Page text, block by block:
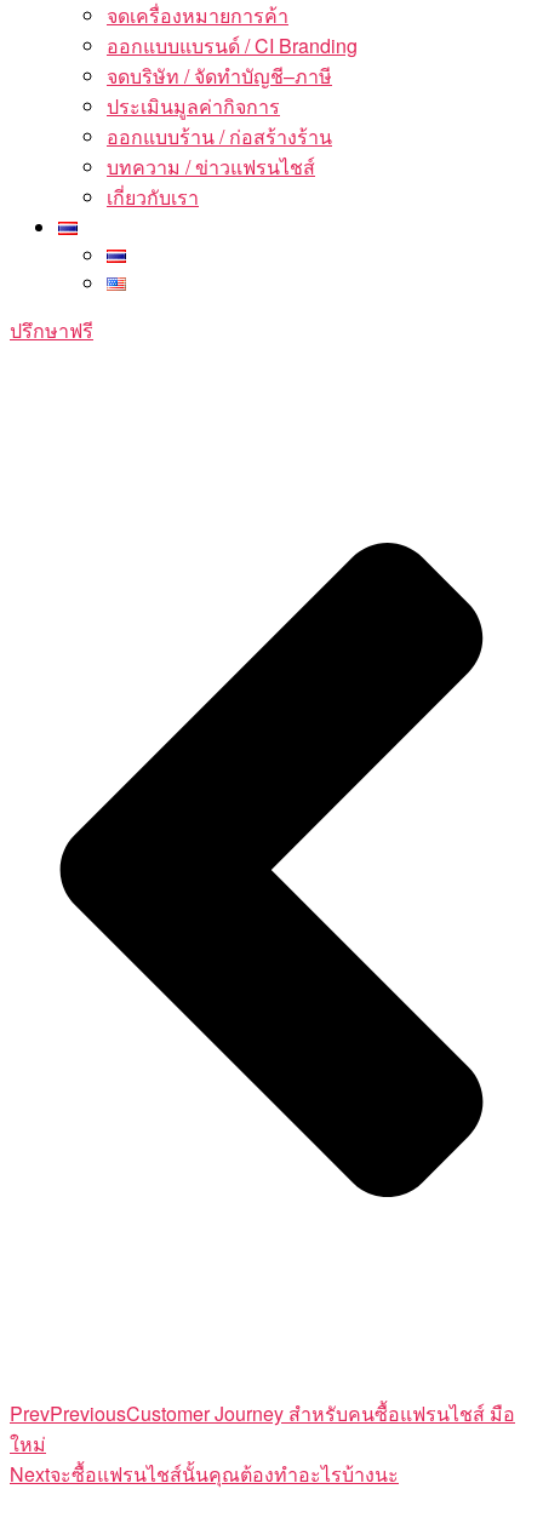
จดเครื่องหมายการค้า
ออกแบบแบรนด์ / CI Branding
จดบริษัท / จัดทำบัญชี–ภาษี
ประเมินมูลค่ากิจการ
ออกแบบร้าน / ก่อสร้างร้าน
บทความ / ข่าวแฟรนไชส์
เกี่ยวกับเรา
ปรึกษาฟรี
PrevPreviousCustomer Journey สำหรับคนซื้อแฟรนไชส์ มือ
ใหม่
Nextจะซื้อแฟรนไชส์นั้นคุณต้องทำอะไรบ้างนะ